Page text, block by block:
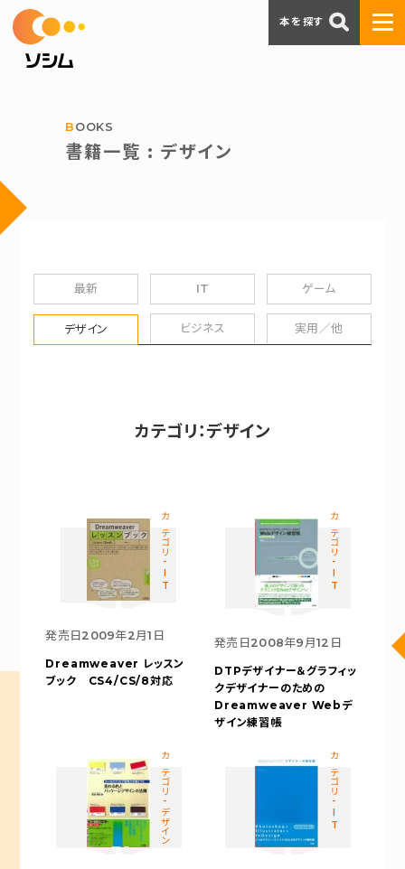
BOOKS
書籍一覧 : デザイン
最新 IT ゲーム
デザイン ビジネス 実用／他
カテゴリ：デザイン
カテゴリ-IT
発売日 2009年2月1日
Dreamweaver レッスン
ブック CS4/CS/8対応
カテゴリ-IT
発売日 2008年9月12日
DTPデザイナー＆グラフィッ
クデザイナーのための
Dreamweaver Webデ
ザイン練習帳
カテゴリ-デザイン カテゴリ-IT
本を探す